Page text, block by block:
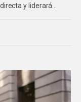
y liderará…